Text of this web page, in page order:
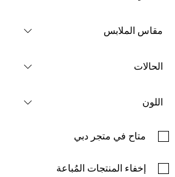
مقاس الملابس
الحالات
اللون
متاح في متجر دبي
إخفاء المنتجات المُباعة